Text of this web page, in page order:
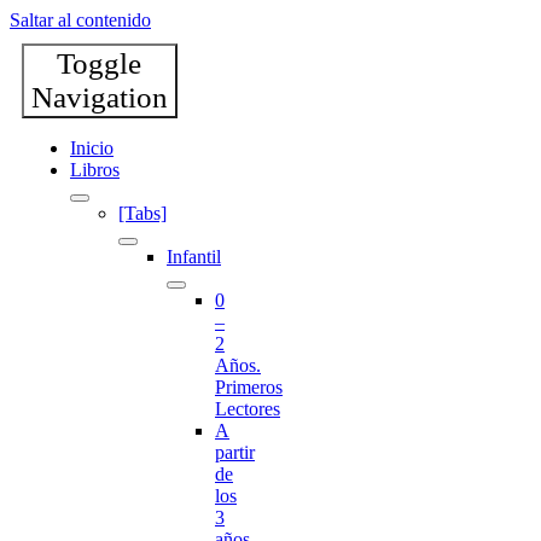
Saltar al contenido
Toggle
Navigation
Inicio
Libros
[Tabs]
Infantil
0
–
2
Años.
Primeros
Lectores
A
partir
de
los
3